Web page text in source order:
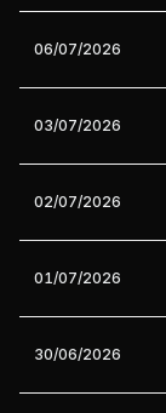
06/07/2026
03/07/2026
02/07/2026
01/07/2026
30/06/2026